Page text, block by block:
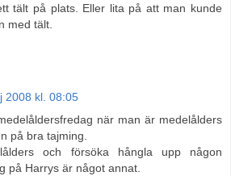
tält på plats. Eller lita på att man kunde
med tält.
2008 kl. 08:05
när man är medelålders
på bra tajming.
och försöka hångla upp någon
på Harrys är något annat.